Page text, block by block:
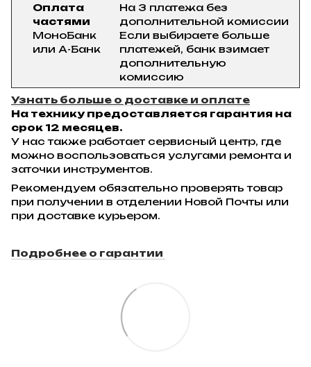
Оплата
частями
МоноБанк
или А-Банк
На 3 платежа без
дополнительной комиссии
Если выбираете больше
платежей, банк взимает
дополнительную
комиссию
Узнать больше о доставке и оплате
На технику предоставляется гарантия на
срок 12 месяцев.
У нас также работает сервисный центр, где
можно воспользоваться услугами ремонта и
заточки инструментов.
Рекомендуем обязательно проверять товар
при получении в отделении Новой Почты или
при доставке курьером.
Подробнее о гарантии